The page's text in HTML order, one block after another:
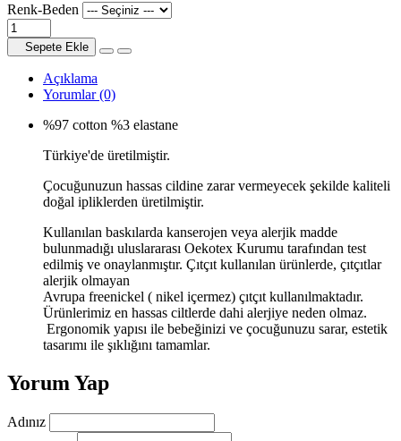
Renk-Beden
Sepete Ekle
Açıklama
Yorumlar (0)
%97 cotton %3 elastane
Türkiye'de üretilmiştir.
Çocuğunuzun hassas cildine zarar vermeyecek şekilde kaliteli
doğal ipliklerden üretilmiştir.
Kullanılan baskılarda kanserojen veya alerjik madde
bulunmadığı uluslararası Oekotex Kurumu tarafından test
edilmiş ve onaylanmıştır. Çıtçıt kullanılan ürünlerde, çıtçıtlar
alerjik olmayan
Avrupa freenickel ( nikel içermez) çıtçıt kullanılmaktadır.
Ürünlerimiz en hassas ciltlerde dahi alerjiye neden olmaz.
Ergonomik yapısı ile bebeğinizi ve çocuğunuzu sarar, estetik
tasarımı ile şıklığını tamamlar.
Yorum Yap
Adınız